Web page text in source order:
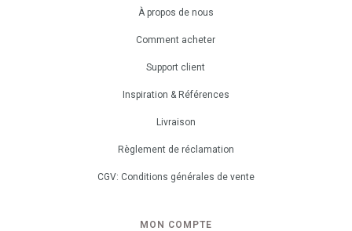
À propos de nous
Comment acheter
Support client
Inspiration & Références
Livraison
Règlement de réclamation
CGV: Conditions générales de vente
MON COMPTE